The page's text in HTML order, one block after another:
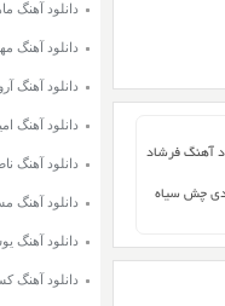
آهنگ فرشاد
چش سیاه
دانلود آهنگ
دانلود
دانلود آهنگ
دانلود آهنگ
دانلود آهنگ
دانلود آهنگ
دانلود
دانلود آهنگ